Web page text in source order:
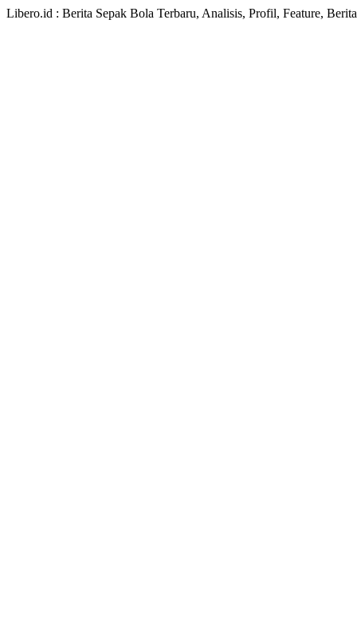
Libero.id : Berita Sepak Bola Terbaru, Analisis, Profil, Feature,